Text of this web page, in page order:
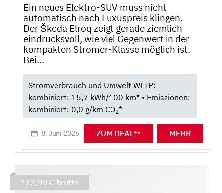
Ein neues Elektro-SUV muss nicht
automatisch nach Luxuspreis klingen.
Der Škoda Elroq zeigt gerade ziemlich
eindrucksvoll, wie viel Gegenwert in der
kompakten Stromer-Klasse möglich ist.
Bei...
Stromverbrauch und Umwelt WLTP:
kombiniert: 15,7 kWh/100 km* • Emissionen:
kombiniert: 0,0 g/km CO2*
8. Juni 2026 ZUM DEAL** MEHR
132,99 € brutto